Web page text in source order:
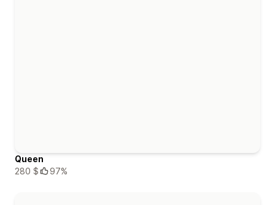
Queen
280 $
97%